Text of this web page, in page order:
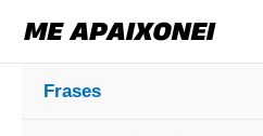
para
conteúdo
Frases